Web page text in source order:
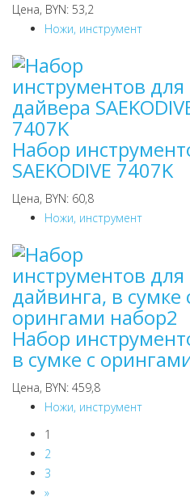
Цена, BYN: 53,2
Ножи, инструмент
Набор
SAEKODIVE 7407K
Цена, BYN: 60,8
Ножи, инструмент
Набор
в сумке с
Цена, BYN: 459,8
Ножи, инструмент
1
2
3
»